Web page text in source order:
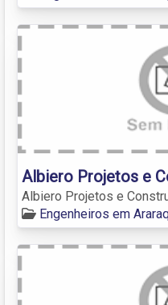
Albiero Projetos e
Albiero Projetos e
Engenheiros em